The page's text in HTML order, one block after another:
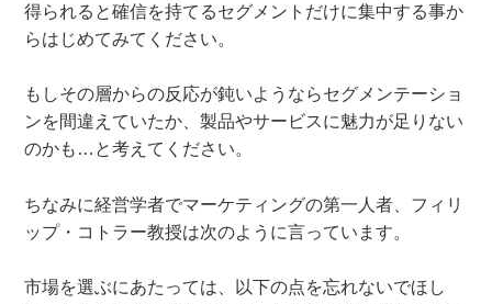
得られると確信を持てるセグメントだけに集中する事か
らはじめてみてください。
もしその層からの反応が鈍いようならセグメンテーショ
ンを間違えていたか、製品やサービスに魅力が足りない
のかも…と考えてください。
ちなみに経営学者でマーケティングの第一人者、フィリ
ップ・コトラー教授は次のように言っています。
市場を選ぶにあたっては、以下の点を忘れないでほし